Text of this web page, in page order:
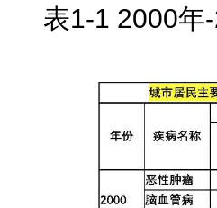
表1-1 2000年